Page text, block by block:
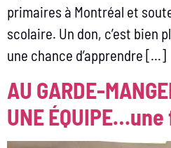
primaires à Montréal et
scolaire. Un don, c’est bien
une chance d’apprendre […]
AU GARDE-
UNE